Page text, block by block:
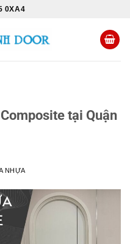
0XA4
tại Quận
NHỰA